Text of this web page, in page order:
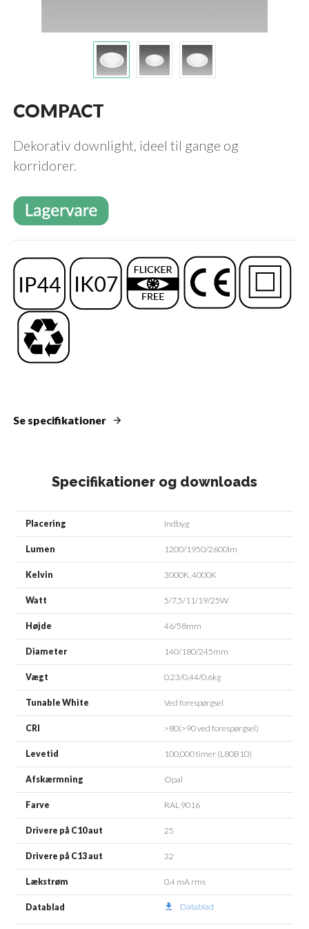
COMPACT
Dekorativ downlight, ideel til gange og
korridorer.
Se specifikationer
Specifikationer og downloads
Placering Indbyg
Lumen 1200/1950/2600lm
Kelvin 3000K, 4000K
Watt 5/7.5/11/19/25W
Højde 46/58mm
Diameter 140/180/245mm
Vægt 0.23/0.44/0.6kg
Tunable White Ved forespørgsel
CRI >80(>90 ved forespørgsel)
Levetid 100.000 timer (L80B10)
Afskærmning Opal
Farve RAL 9016
Drivere på C10 aut 25
Drivere på C13 aut 32
Lækstrøm 0.4 mA rms
Datablad file_download Datablad